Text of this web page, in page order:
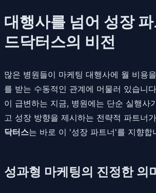
대행사를 넘어 성장
드닥터스의 비전
많은 병원들이 마케팅 대행사에 월 비용
를 받는 수동적인 관계에 머물러 있습니
이 급변하는 지금, 병원에는 단순 실행사
고 성장 방향을 제시하는 전략적 파트너
닥터스는 바로 이 '성장 파트너'를 지향합
성과형 마케팅의 진정한 의미